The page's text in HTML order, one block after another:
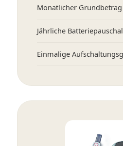
Monatlicher Grundbetrag
Jährliche
Einmalige